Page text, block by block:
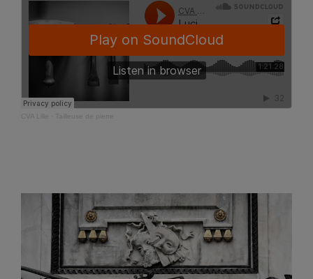
CVA Lille